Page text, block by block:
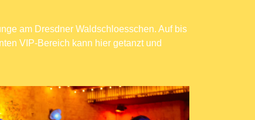
am Dresdner Waldschloesschen. Auf bis
VIP-Bereich kann hier getanzt und